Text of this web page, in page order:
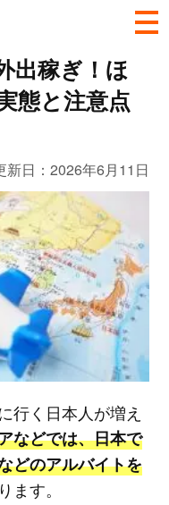
出稼ぎ！ほ
態と注意点
新日：2026年6月11日
行く日本人が増え
などでは、日本で
どのアルバイトを
ます。